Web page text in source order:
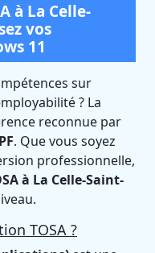
à La Celle-
vos
11
sur
? La
reconnue par
. Que vous soyez
professionnelle,
à La Celle-Saint-
TOSA ?